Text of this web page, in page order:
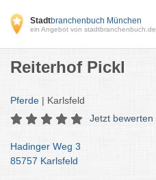
Stadtbranchenbuch München
ein Angebot von stadtbranchenbuch.de
Reiterhof Pickl
Pferde | Karlsfeld
Jetzt bewerten
Hadinger Weg 3
85757 Karlsfeld